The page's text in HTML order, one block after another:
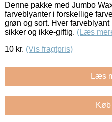
Denne pakke med Jumbo
farveblyanter i forskellige
grøn og sort. Hver
sikker og ikke-giftig. (Læs
10 kr. (Vis fragtpris)
Læs
Køb